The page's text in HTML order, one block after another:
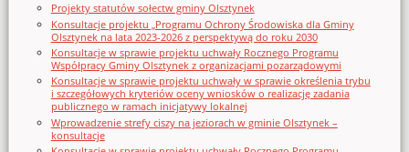
Projekty statutów sołectw gminy Olsztynek
Konsultacje projektu „Programu Ochrony Środowiska dla Gminy
Olsztynek na lata 2023-2026 z perspektywą do roku 2030
Konsultacje w sprawie projektu uchwały Rocznego Programu
Współpracy Gminy Olsztynek z organizacjami pozarządowymi
Konsultacje w sprawie projektu uchwały w sprawie określenia trybu
i szczegółowych kryteriów oceny wniosków o realizację zadania
publicznego w ramach inicjatywy lokalnej
Wprowadzenie strefy ciszy na jeziorach w gminie Olsztynek –
konsultacje